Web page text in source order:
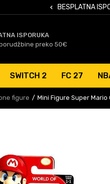
KARTICAMA BESPLATNA
ISPORUKA
preko 50€
SWITCH 2 FC 27
figure Mini Figure Super Mario